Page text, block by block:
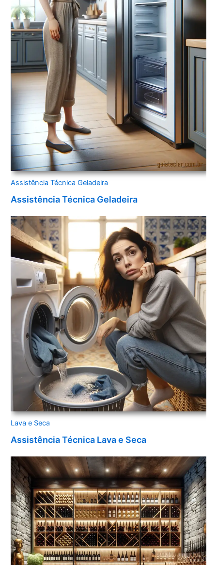
Assistência Técnica Geladeira
Assistência Técnica Geladeira
Lava e Seca
Assistência Técnica Lava e Seca